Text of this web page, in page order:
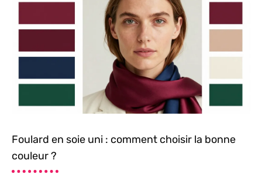
Foulard en soie uni : comment choisir la bonne
couleur ?